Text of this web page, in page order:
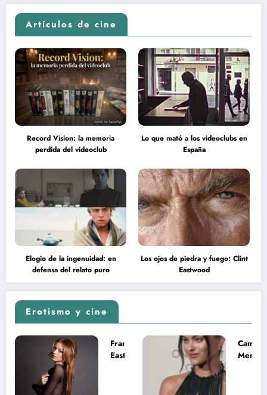
Artículos de cine
Record Vision: la memoria
perdida del videoclub
Lo que mató a los videoclubs en
España
Elogio de la ingenuidad: en
defensa del relato puro
Los ojos de piedra y fuego: Clint
Eastwood
Erotismo y cine
Francesca
Eastwood y
Camila
Mendes